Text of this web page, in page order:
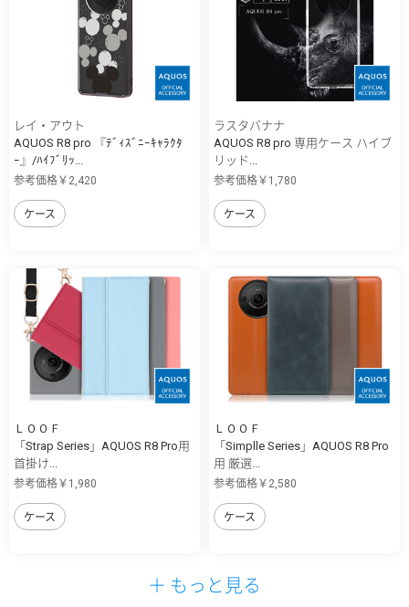
レイ・アウト
AQUOS R8 pro 『ﾃﾞｨｽﾞﾆｰｷｬﾗｸﾀ
ｰ』/ﾊｲﾌﾞﾘｯ...
参考価格￥2,420
ケース
ラスタバナナ
AQUOS R8 pro 専用ケース ハイブ
リッド...
参考価格￥1,780
ケース
ＬＯＯＦ
「Strap Series」AQUOS R8 Pro用
首掛け...
参考価格￥1,980
ケース
ＬＯＯＦ
「Simplle Series」AQUOS R8 Pro
用 厳選...
参考価格￥2,580
ケース
＋ もっと見る